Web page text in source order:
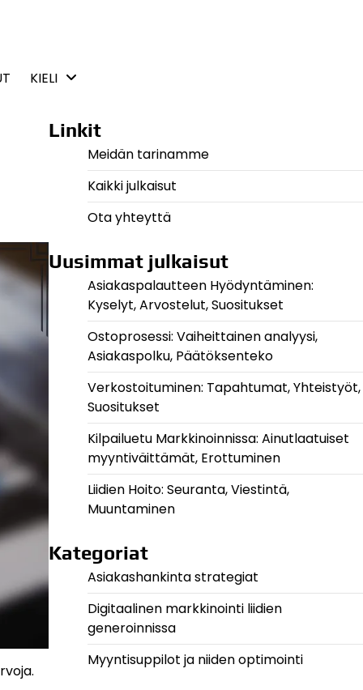
KIELI
Linkit
Meidän tarinamme
Kaikki julkaisut
Ota yhteyttä
Uusimmat julkaisut
Asiakaspalautteen Hyödyntäminen:
Kyselyt, Arvostelut, Suositukset
Ostoprosessi: Vaiheittainen analyysi,
Asiakaspolku, Päätöksenteko
Verkostoituminen: Tapahtumat, Yhteistyöt,
Suositukset
Kilpailuetu Markkinoinnissa: Ainutlaatuiset
myyntiväittämät, Erottuminen
Liidien Hoito: Seuranta, Viestintä,
Muuntaminen
Kategoriat
Asiakashankinta strategiat
Digitaalinen markkinointi liidien
generoinnissa
Myyntisuppilot ja niiden optimointi